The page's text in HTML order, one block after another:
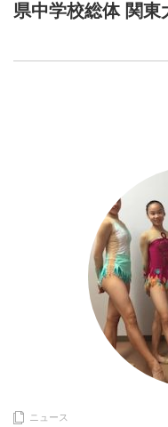
県中学校総体 関東
ニュース